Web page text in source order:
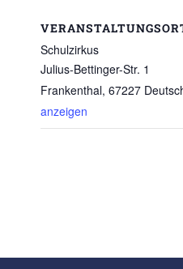
Schulzirkus
Julius-Bettinger-Str. 1
Frankenthal, 67227
anzeigen